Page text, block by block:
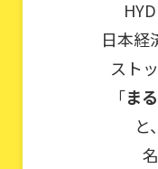
日本経
スト
「ま
と